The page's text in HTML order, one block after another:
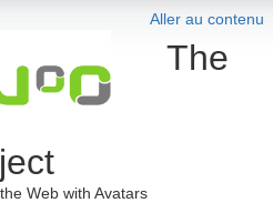
Aller au contenu
The
Web with Avatars